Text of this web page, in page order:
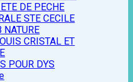
DE PECHE
STE CECILE
NATURE
CRISTAL ET
POUR DYS